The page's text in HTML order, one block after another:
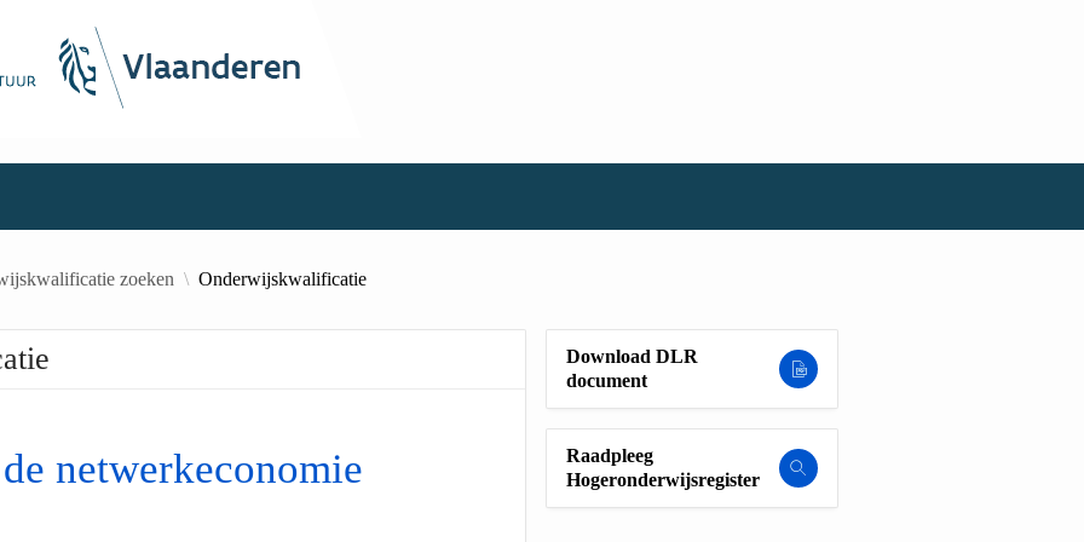
zoeken Onderwijskwalificatie
netwerkeconomie
Download DLR
document
Raadpleeg
Hogeronderwijsregister